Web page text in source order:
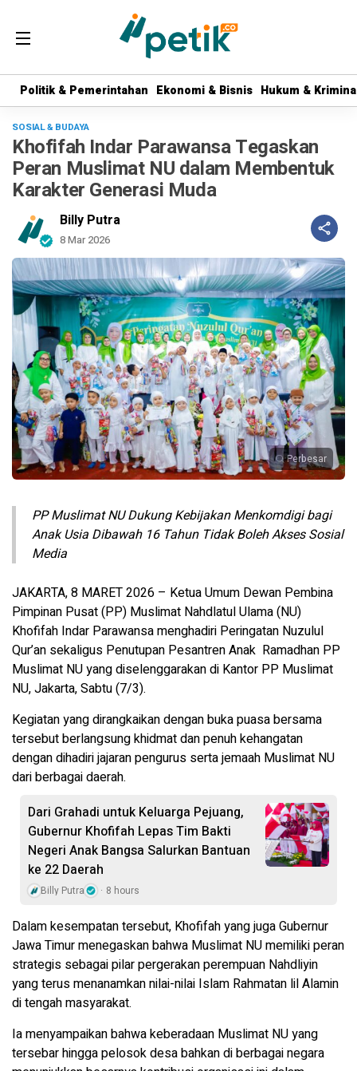
Politik & Pemerintahan Ekonomi & Bisnis Hukum &
Politik & Pemerintahan Ekonomi & Bisnis Hukum &
SOSIAL & BUDAYA
Khofifah Indar Parawansa Tegaskan
Peran Muslimat NU dalam Membentuk
Karakter Generasi Muda
Billy Putra
8 Mar 2026
Perbesar
PP Muslimat NU Dukung Kebijakan Menkomdigi bagi
Anak Usia Dibawah 16 Tahun Tidak Boleh Akses Sosial
Media
JAKARTA, 8 MARET 2026 – Ketua Umum Dewan Pembina
Pimpinan Pusat (PP) Muslimat Nahdlatul Ulama (NU)
Khofifah Indar Parawansa menghadiri Peringatan Nuzulul
Qur’an sekaligus Penutupan Pesantren Anak Ramadhan PP
Muslimat NU yang diselenggarakan di Kantor PP Muslimat
NU, Jakarta, Sabtu (7/3).
Kegiatan yang dirangkaikan dengan buka puasa bersama
tersebut berlangsung khidmat dan penuh kehangatan
dengan dihadiri jajaran pengurus serta jemaah Muslimat NU
dari berbagai daerah.
Dari Grahadi untuk Keluarga Pejuang,
Gubernur Khofifah Lepas Tim Bakti
Negeri Anak Bangsa Salurkan Bantuan
ke 22 Daerah
Billy Putra 8 hours
Dalam kesempatan tersebut, Khofifah yang juga Gubernur
Jawa Timur menegaskan bahwa Muslimat NU memiliki peran
strategis sebagai pilar pergerakan perempuan Nahdliyin
yang terus menanamkan nilai-nilai Islam Rahmatan lil Alamin
di tengah masyarakat.
Ia menyampaikan bahwa keberadaan Muslimat NU yang
tersebar hingga pelosok desa bahkan di berbagai negara